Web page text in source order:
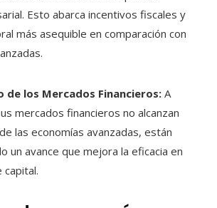
Esto abarca incentivos fiscales y
más asequible en comparación con
de los Mercados Financieros: A
mercados financieros no alcanzan
las economías avanzadas, están
un avance que mejora la eficacia en
capital.